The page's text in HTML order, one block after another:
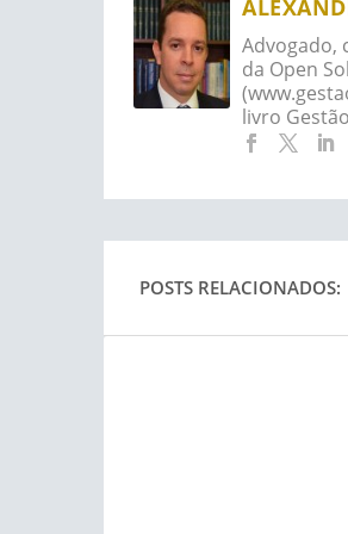
Advogado,
da Open
livro
POSTS RELACIONADOS: